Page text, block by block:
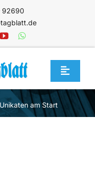
92690
Toggle
am Start